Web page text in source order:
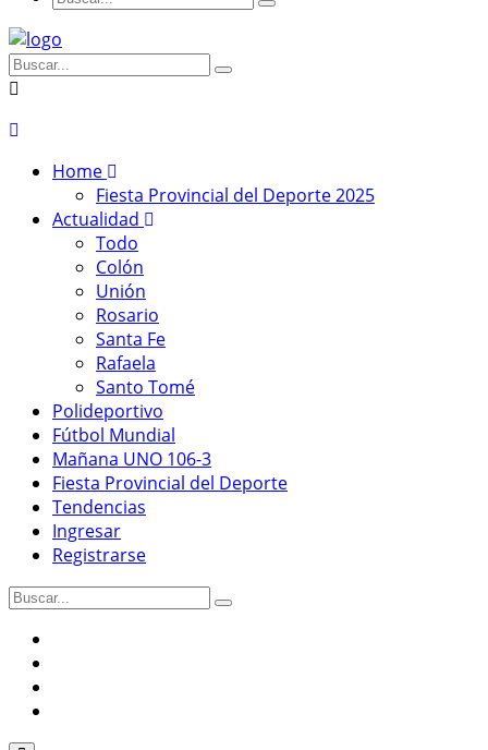
Home
Fiesta Provincial del Deporte 2025
Actualidad
Todo
Colón
Unión
Rosario
Santa Fe
Rafaela
Santo Tomé
Polideportivo
Fútbol Mundial
Mañana UNO 106-3
Fiesta Provincial del Deporte
Tendencias
Ingresar
Registrarse